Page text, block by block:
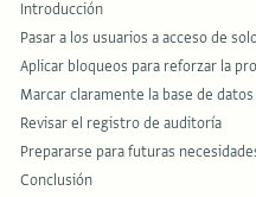
Introducción
Pasar a los usuarios a acceso de
Aplicar bloqueos para reforzar la
Marcar claramente la base de
Revisar el registro de auditoría
Prepararse para futuras
Conclusión